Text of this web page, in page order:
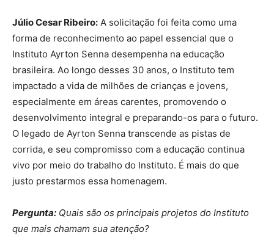
Júlio Cesar Ribeiro: A solicitação foi feita como uma
forma de reconhecimento ao papel essencial que o
Instituto Ayrton Senna desempenha na educação
brasileira. Ao longo desses 30 anos, o Instituto tem
impactado a vida de milhões de crianças e jovens,
especialmente em áreas carentes, promovendo o
desenvolvimento integral e preparando-os para o futuro.
O legado de Ayrton Senna transcende as pistas de
corrida, e seu compromisso com a educação continua
vivo por meio do trabalho do Instituto. É mais do que
justo prestarmos essa homenagem.
Pergunta: Quais são os principais projetos do Instituto
que mais chamam sua atenção?